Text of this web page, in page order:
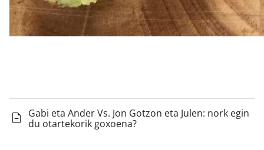
Gabi eta Ander Vs. Jon Gotzon eta Julen: nork egin
du otartekorik goxoena?